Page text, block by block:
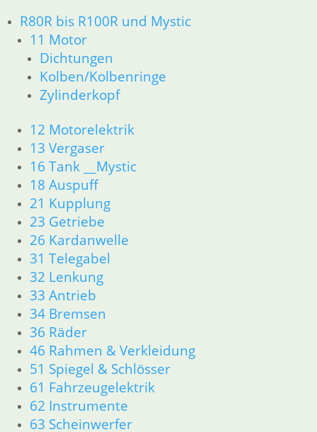
R80R bis R100R und Mystic
11 Motor
Dichtungen
Kolben/Kolbenringe
Zylinderkopf
12 Motorelektrik
13 Vergaser
16 Tank __Mystic
18 Auspuff
21 Kupplung
23 Getriebe
26 Kardanwelle
31 Telegabel
32 Lenkung
33 Antrieb
34 Bremsen
36 Räder
46 Rahmen & Verkleidung
51 Spiegel & Schlösser
61 Fahrzeugelektrik
62 Instrumente
63 Scheinwerfer
Dichtungen
Zylinderkopf
Kolben/Kolbenringe
12 Motorelektrik
13 Vergaser
16 Tank
18 Auspuff
21 Kupplung
23 Getriebe
34 Bremsen
36 Räder
46 Rahmen & Verkleidung
51 Spiegel & Schlösser
52 Sitzbank
61 Fahrzeugelektrik
62 Instrumente
63 Scheinwerfer
R80GS ab 1991 bis R100GS PD R80 Basic
11 Motor
Dichtungen
Zylinderkopf
Kolben/Kolbenringe
12 Motorelektrik
13 Vergaser
16 Tank